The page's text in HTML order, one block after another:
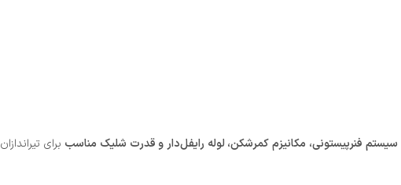
سیستم فنرپیستونی، مکانیزم کمرشکن، لوله رایفل‌دار و قدرت شلیک مناسب برای تیراندازان